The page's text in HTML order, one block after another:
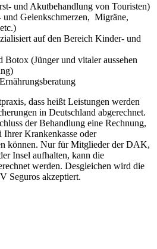
und Akutbehandlung von Touristen)
Gelenkschmerzen, Migräne,
auf den Bereich Kinder- und
Botox (Jünger und vitaler aussehen
dass heißt Leistungen werden
in Deutschland abgerechnet.
der Behandlung eine Rechnung,
Ihrer Krankenkasse oder
können. Nur für Mitglieder der DAK,
Insel aufhalten, kann die
werden. Desgleichen wird die
Seguros akzeptiert.